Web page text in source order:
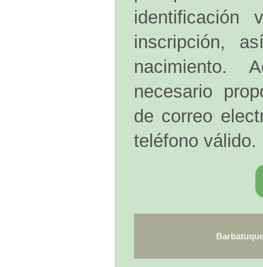
inscripción,
nacimiento.
necesario
de correo
teléfono válido.